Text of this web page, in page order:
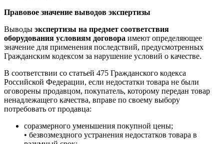
Правовое значение выводов экспертизы
Выводы экспертизы на предмет соответствия
оборудования условиям договора имеют определяющее
значение для применения последствий, предусмотренных
Гражданским кодексом за нарушение условий о качестве.
В соответствии со статьей 475 Гражданского кодекса
Российской Федерации, если недостатки товара не были
оговорены продавцом, покупатель, которому передан товар
ненадлежащего качества, вправе по своему выбору
потребовать от продавца:
соразмерного уменьшения покупной цены;
• безвозмездного устранения недостатков товара в